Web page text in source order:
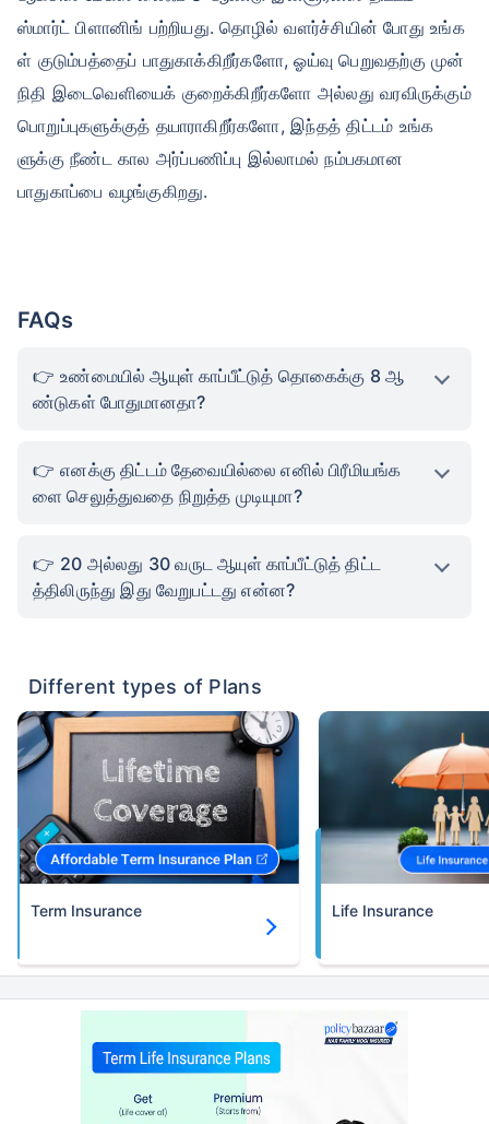
ஸ்மார்ட் பிளானிங் பற்றியது. தொழில் வளர்ச்சியின் போது உங்க
ள் குடும்பத்தைப் பாதுகாக்கிறீர்களோ, ஓய்வு பெறுவதற்கு முன்
நிதி இடைவெளியைக் குறைக்கிறீர்களோ அல்லது வரவிருக்கும்
பொறுப்புகளுக்குத் தயாராகிறீர்களோ, இந்தத் திட்டம் உங்க
ளுக்கு நீண்ட கால அர்ப்பணிப்பு இல்லாமல் நம்பகமான
பாதுகாப்பை வழங்குகிறது.
FAQs
உண்மையில் ஆயுள் காப்பீட்டுத் தொகைக்கு 8 ஆ
ண்டுகள் போதுமானதா?
எனக்கு திட்டம் தேவையில்லை எனில் பிரீமியங்க
ளை செலுத்துவதை நிறுத்த முடியுமா?
20 அல்லது 30 வருட ஆயுள் காப்பீட்டுத் திட்ட
த்திலிருந்து இது வேறுபட்டது என்ன?
Different types of Plans
Term Insurance Life Insurance